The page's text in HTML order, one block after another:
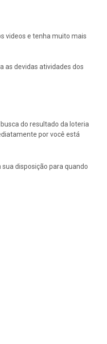
videos e tenha muito mais
as devidas atividades dos
do resultado da loteria
por você está
disposição para quando